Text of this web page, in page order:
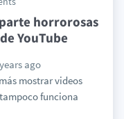
horrorosas
YouTube
ago
mostrar videos
funciona